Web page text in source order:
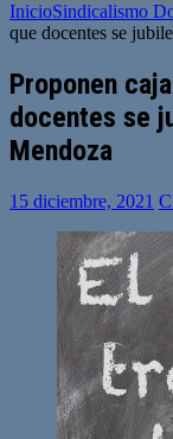
InicioSindicalismo
que docentes se
Proponen
docentes se
Mendoza
15 diciembre, 2021